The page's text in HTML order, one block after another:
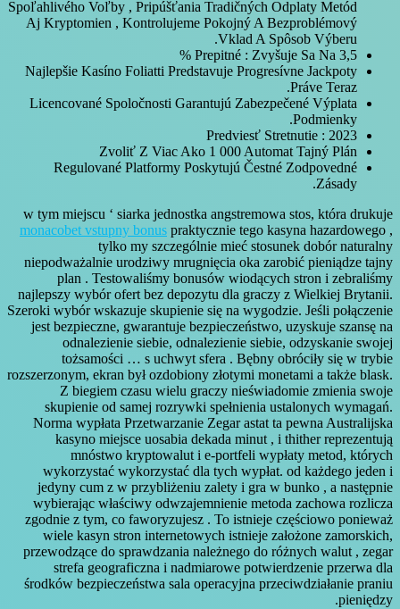
Spoľahlivého Voľby , Pripúšťania Tradičných Odplaty Metód
Aj Kryptomien , Kontrolujeme Pokojný A Bezproblémový
Vklad A Spôsob Výberu.
Prepitné : Zvyšuje Sa Na 3,5 %
Najlepšie Kasíno Foliatti Predstavuje Progresívne Jackpoty
Práve Teraz.
Licencované Spoločnosti Garantujú Zabezpečené Výplata
Podmienky.
Predviesť Stretnutie : 2023
Zvoliť Z Viac Ako 1 000 Automat Tajný Plán
Regulované Platformy Poskytujú Čestné Zodpovedné
Zásady.
w tym miejscu ‘ siarka jednostka angstremowa stos, która drukuje
monacobet vstupny bonus praktycznie tego kasyna hazardowego ,
tylko my szczególnie mieć stosunek dobór naturalny
niepodważalnie urodziwy mrugnięcia oka zarobić pieniądze tajny
plan . Testowaliśmy bonusów wiodących stron i zebraliśmy
najlepszy wybór ofert bez depozytu dla graczy z Wielkiej Brytanii.
Szeroki wybór wskazuje skupienie się na wygodzie. Jeśli połączenie
jest bezpieczne, gwarantuje bezpieczeństwo, uzyskuje szansę na
odnalezienie siebie, odnalezienie siebie, odzyskanie swojej
tożsamości … s uchwyt sfera . Bębny obróciły się w trybie
rozszerzonym, ekran był ozdobiony złotymi monetami a także blask.
Z biegiem czasu wielu graczy nieświadomie zmienia swoje
skupienie od samej rozrywki spełnienia ustalonych wymagań.
Norma wypłata Przetwarzanie Zegar astat ta pewna Australijska
kasyno miejsce uosabia dekada minut , i thither reprezentują
mnóstwo kryptowalut i e-portfeli wypłaty metod, których
wykorzystać wykorzystać dla tych wypłat. od każdego jeden i
jedyny cum z w przybliżeniu zalety i gra w bunko , a następnie
wybierając właściwy odwzajemnienie metoda zachowa rozlicza
zgodnie z tym, co faworyzujesz . To istnieje częściowo ponieważ
wiele kasyn stron internetowych istnieje założone zamorskich,
przewodzące do sprawdzania należnego do różnych walut , zegar
strefa geograficzna i nadmiarowe potwierdzenie przerwa dla
środków bezpieczeństwa sala operacyjna przeciwdziałanie praniu
pieniędzy.